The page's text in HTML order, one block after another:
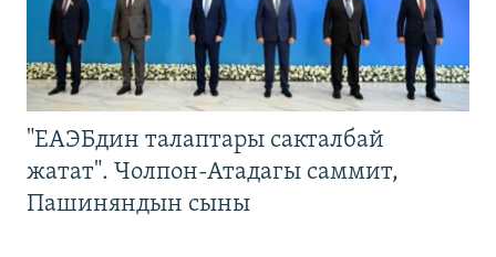
"ЕАЭБдин талаптары сакталбай
жатат". Чолпон-Атадагы саммит,
Пашиняндын сыны